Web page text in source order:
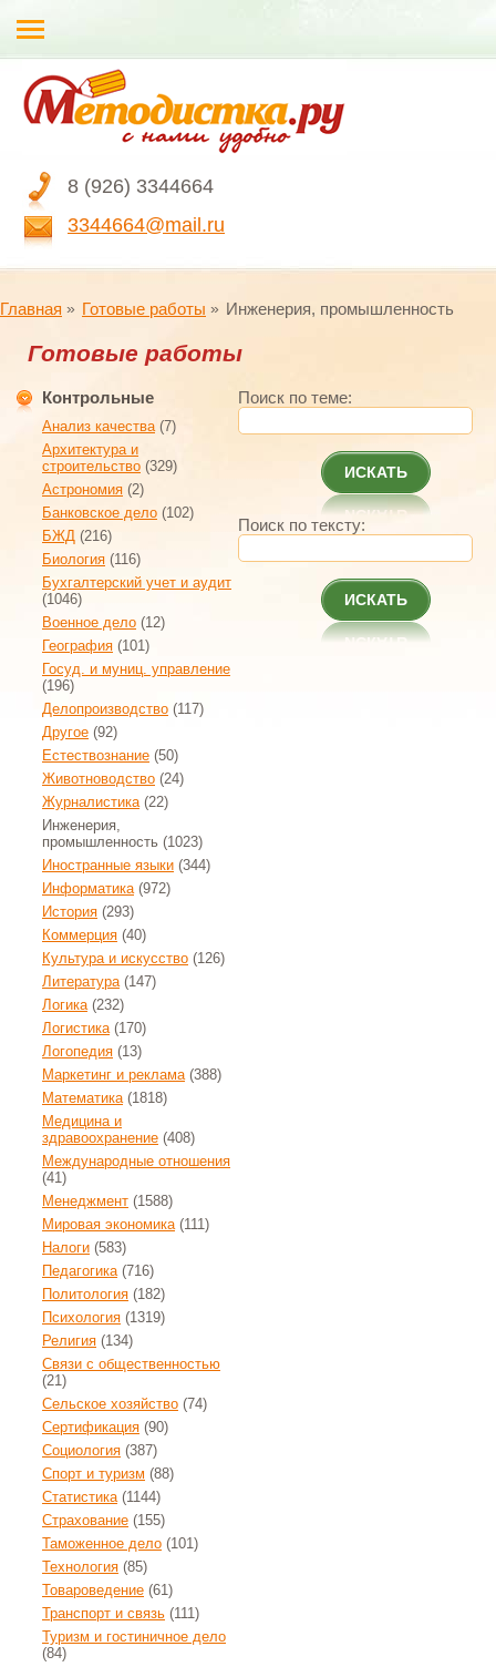
8 (926) 3344664
3344664@mail.ru
Главная Готовые работы Инженерия, промышленность
Готовые работы
Контрольные
Анализ качества(7)
Архитектура и
строительство (329)
Астрономия (2)
Банковское дело (102)
БЖД (216)
Биология (116)
Бухгалтерский учет и аудит
(1046)
Военное дело (12)
География (101)
Госуд. и муниц. управление
(196)
Делопроизводство (117)
Другое (92)
Естествознание (50)
Животноводство (24)
Журналистика(22)
Инженерия,
промышленность (1023)
Иностранные языки (344)
Информатика(972)
История (293)
Коммерция (40)
Культура и искусство (126)
Литература(147)
Логика(232)
Логистика(170)
Логопедия (13)
Маркетинг и реклама(388)
Математика(1818)
Медицина и
здравоохранение (408)
Международные отношения
(41)
Менеджмент (1588)
Мировая экономика(111)
Налоги (583)
Педагогика(716)
Политология (182)
Психология (1319)
Религия (134)
Связи с общественностью
(21)
Сельское хозяйство (74)
Сертификация (90)
Социология (387)
Спорт и туризм (88)
Статистика(1144)
Страхование (155)
Таможенное дело (101)
Технология (85)
Товароведение (61)
Транспорт и связь (111)
Туризм и гостиничное дело
(84)
Поиск по теме:
ИСКАТЬ
Поиск по тексту:
ИСКАТЬ